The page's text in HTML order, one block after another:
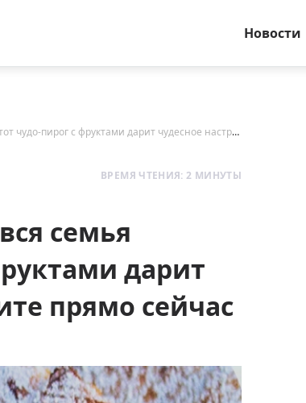
Новости
Когда его готовлю — за столом вся семья собирается: этот чудо-пирог с фруктами дарит чудесное настроение — повторите прямо сейчас
ВРЕМЯ ЧТЕНИЯ: 2 МИНУТЫ
семья
дарит
прямо сейчас